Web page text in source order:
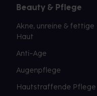
Beauty & Pflege
Akne, unreine & fettige
Haut
Anti-Age
Augenpflege
Hautstraffende Pflege